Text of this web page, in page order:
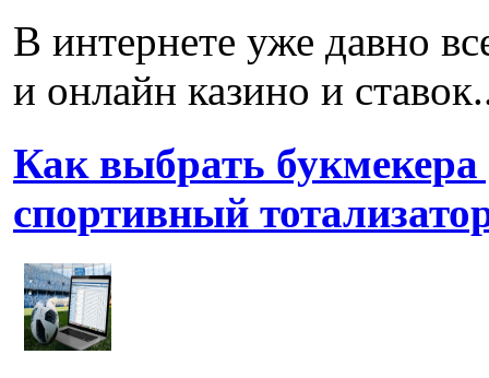
В интернете уже давно
и онлайн казино и
Как выбрать
спортивный